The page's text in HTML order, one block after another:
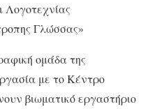
Λογοτεχνίας
Γλώσσας»
ομάδα της
με το Κέντρο
βιωματικό εργαστήριο